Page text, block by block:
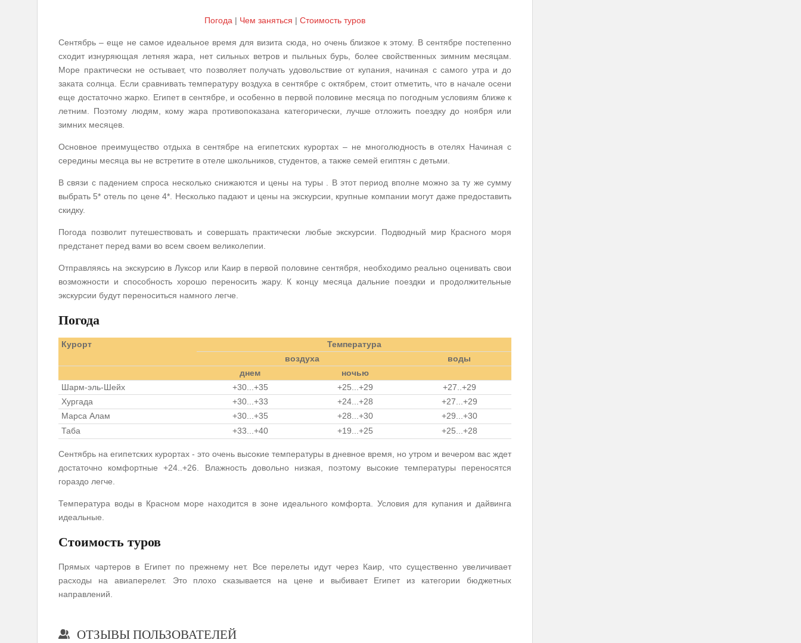
Погода | Чем заняться | Cтоимость туров
Сентябрь – еще не самое идеальное время для визита сюда, но очень близкое к этому. В сентябре постепенно
сходит изнуряющая летняя жара, нет сильных ветров и пыльных бурь, более свойственных зимним месяцам.
Море практически не остывает, что позволяет получать удовольствие от купания, начиная с самого утра и до
заката солнца. Если сравнивать температуру воздуха в сентябре с октябрем, стоит отметить, что в начале осени
еще достаточно жарко. Египет в сентябре, и особенно в первой половине месяца по погодным условиям ближе к
летним. Поэтому людям, кому жара противопоказана категорически, лучше отложить поездку до ноября или
зимних месяцев.
Основное преимущество отдыха в сентябре на египетских курортах – не многолюдность в отелях Начиная с
середины месяца вы не встретите в отеле школьников, студентов, а также семей египтян с детьми.
В связи с падением спроса несколько снижаются и цены на туры . В этот период вполне можно за ту же сумму
выбрать 5* отель по цене 4*. Несколько падают и цены на экскурсии, крупные компании могут даже предоставить
скидку.
Погода позволит путешествовать и совершать практически любые экскурсии. Подводный мир Красного моря
предстанет перед вами во всем своем великолепии.
Отправляясь на экскурсию в Луксор или Каир в первой половине сентября, необходимо реально оценивать свои
возможности и способность хорошо переносить жару. К концу месяца дальние поездки и продолжительные
экскурсии будут переноситься намного легче.
Погода
Курорт
Температура
воздуха
воды
днем
ночью
Шарм-эль-Шейх
+30...+35 +25...+29
+27..+29
Хургада
+30...+33 +24...+28
+27...+29
Марса Алам
+30...+35 +28...+30
+29...+30
Таба
+33...+40 +19...+25 +25...+28
Сентябрь на египетских курортах - это очень высокие температуры в дневное время, но утром и вечером вас ждет
достаточно комфортные +24..+26. Влажность довольно низкая, поэтому высокие температуры переносятся
гораздо легче.
Температура воды в Красном море находится в зоне идеального комфорта. Условия для купания и дайвинга
идеальные.
Стоимость туров
Прямых чартеров в Египет по прежнему нет. Все перелеты идут через Каир, что существенно увеличивает
расходы на авиаперелет. Это плохо сказывается на цене и выбивает Египет из категории бюджетных
направлений.
ОТЗЫВЫ ПОЛЬЗОВАТЕЛЕЙ